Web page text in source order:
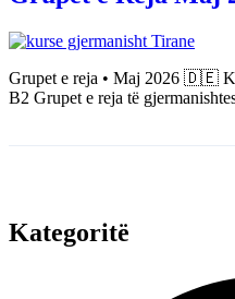
Grupet e reja • Maj 2026 🇩🇪
B2 Grupet e reja të
Kategoritë